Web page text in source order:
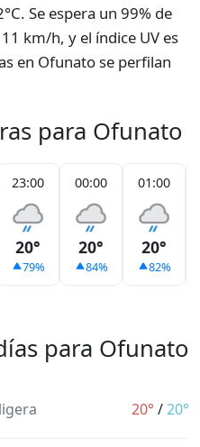
Se espera un 99% de
km/h, y el índice UV es
en Ofunato se perfilan
para Ofunato
23:00
20°
79%
00:00
20°
84%
01:00
20°
82%
para Ofunato
20° /20°